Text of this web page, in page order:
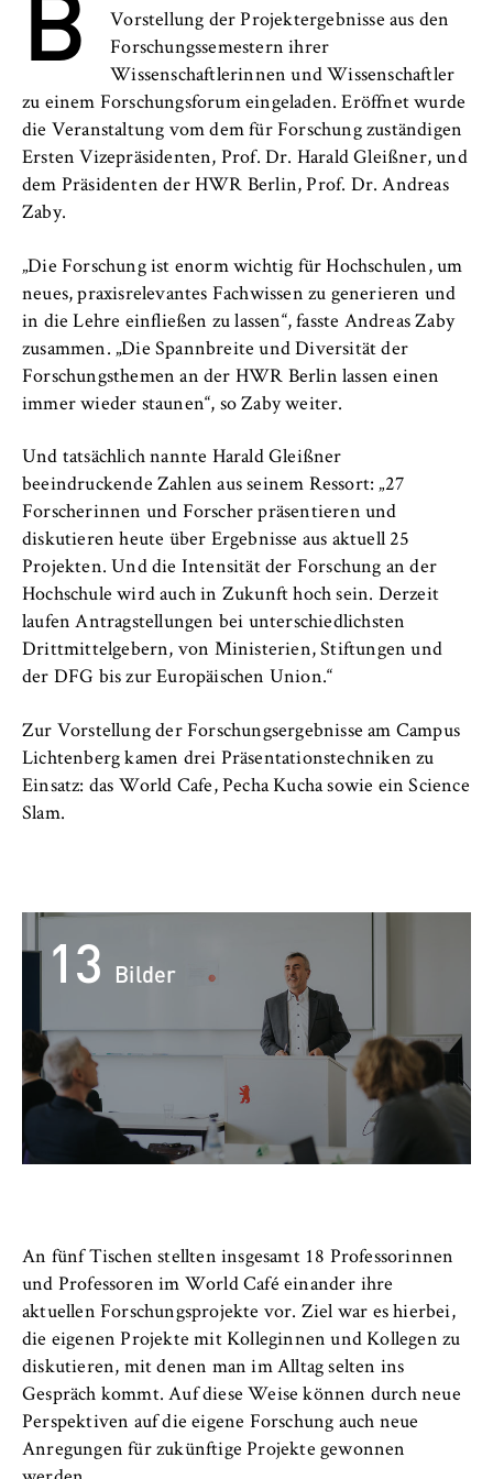
i
n
e
r
l
i
c
h
o
o
l
o
E
c
o
n
o
m
i
c
s
n
d
L
TransferVorstellung der Projektergebnisse aus den
Forschungssemestern ihrer
Wissenschaftlerinnen und Wissenschaftler
zu einem Forschungsforum eingeladen. Eröffnet wurde
die Veranstaltung vom dem für Forschung zuständigen
Ersten Vizepräsidenten, Prof. Dr. Harald Gleißner, und
dem Präsidenten der HWR Berlin, Prof. Dr. Andreas
Zaby.
„Die Forschung ist enorm wichtig für Hochschulen, um
neues, praxisrelevantes Fachwissen zu generieren und
in die Lehre einfließen zu lassen“, fasste Andreas Zaby
zusammen. „Die Spannbreite und Diversität der
Forschungsthemen an der HWR Berlin lassen einen
immer wieder staunen“, so Zaby weiter.
Und tatsächlich nannte Harald Gleißner
beeindruckende Zahlen aus seinem Ressort: „27
Forscherinnen und Forscher präsentieren und
diskutieren heute über Ergebnisse aus aktuell 25
Projekten. Und die Intensität der Forschung an der
Hochschule wird auch in Zukunft hoch sein. Derzeit
laufen Antragstellungen bei unterschiedlichsten
Drittmittelgebern, von Ministerien, Stiftungen und
der DFG bis zur Europäischen Union.“
Zur Vorstellung der Forschungsergebnisse am Campus
Lichtenberg kamen drei Präsentationstechniken zu
Einsatz: das World Cafe, Pecha Kucha sowie ein Science
Slam.
13 Bilder
An fünf Tischen stellten insgesamt 18 Professorinnen
und Professoren im World Café einander ihre
aktuellen Forschungsprojekte vor. Ziel war es hierbei,
die eigenen Projekte mit Kolleginnen und Kollegen zu
diskutieren, mit denen man im Alltag selten ins
Gespräch kommt. Auf diese Weise können durch neue
Perspektiven auf die eigene Forschung auch neue
Anregungen für zukünftige Projekte gewonnen
Anbieter:
Betreiber dieser Website
Zweck:
Speichert den Zustimmungsstatus des
Benutzers für Cookies auf der aktuellen
Domäne. Dadurch wird verhindert, dass das
Cookie-Banner bei jedem erneuten Aufruf
Cookie Laufzeit:
1 Jahr
TYPO3 Frontend Nutzer
Anbieter:
Betreiber dieser Website
Zweck:
Dient der Identifizierung der
Browsersitzung für eingeloggte Frontend-
Benutzer (z. B. im geschützten
Mitgliederbereich). Er speichert die
Session-ID und sorgt dafür, dass der Nutzer
Cookie Laufzeit:
Für die Dauer der Browsersitzung
Youtube
Name:
VISITOR_INFO1_LIVE, YSC, yt-remote-
Anbieter:
Google Ireland Limited
Zweck:
Erlaubt das Anzeigen und Abspielen von
Cookie Laufzeit:
bis zu 2 Jahre
STATISTIK
Matomo